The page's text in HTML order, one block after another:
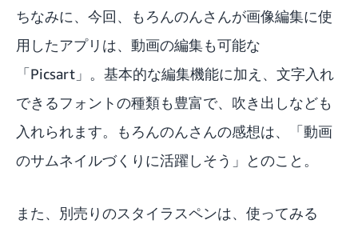
ちなみに、今回、もろんのんさんが画像編集に使
用したアプリは、動画の編集も可能な
「Picsart 」。基本的な編集機能に加え、文字入れ
できるフォントの種類も豊富で、吹き出しなども
入れられます。もろんのんさんの感想は、「動画
のサムネイルづくりに活躍しそう」とのこと。
また、別売りのスタイラスペンは、使ってみる